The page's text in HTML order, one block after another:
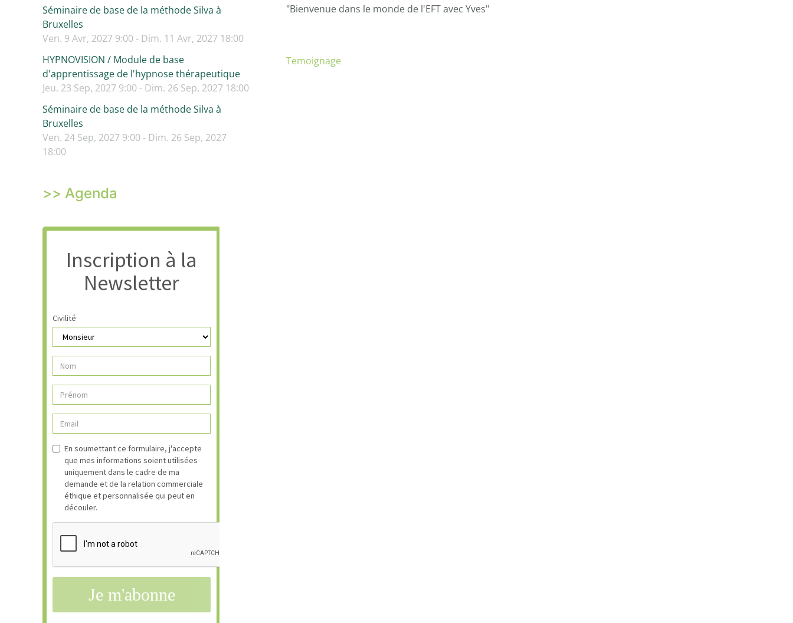
"Bienvenue dans le monde de l'EFT avec Yves"
Temoignage
Séminaire de base de la méthode Silva à
Bruxelles
Ven. 9 Avr, 2027 9:00 - Dim. 11 Avr, 2027 18:00
HYPNOVISION / Module de base
d'apprentissage de l'hypnose thérapeutique
Jeu. 23 Sep, 2027 9:00 - Dim. 26 Sep, 2027 18:00
Séminaire de base de la méthode Silva à
Bruxelles
Ven. 24 Sep, 2027 9:00 - Dim. 26 Sep, 2027
18:00
>> Agenda